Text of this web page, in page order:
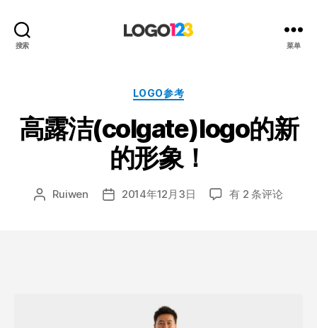
搜索
设
计
博
客
菜单
分
LOGO参考
高露洁(colgate)logo的新
的形象！
文 Ruiwen
发 2014年12月3日
高
有 2 条评论